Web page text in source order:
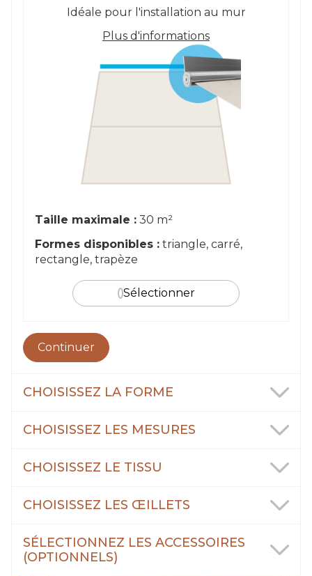
Idéale pour l'installation au mur
Plus d'informations
Taille maximale : 30 m²
Formes disponibles : triangle, carré,
rectangle, trapèze
Sélectionner
Continuer
CHOISISSEZ LA FORME
CHOISISSEZ LES MESURES
CHOISISSEZ LE TISSU
CHOISISSEZ LES ŒILLETS
SÉLECTIONNEZ LES ACCESSOIRES
(OPTIONNELS)